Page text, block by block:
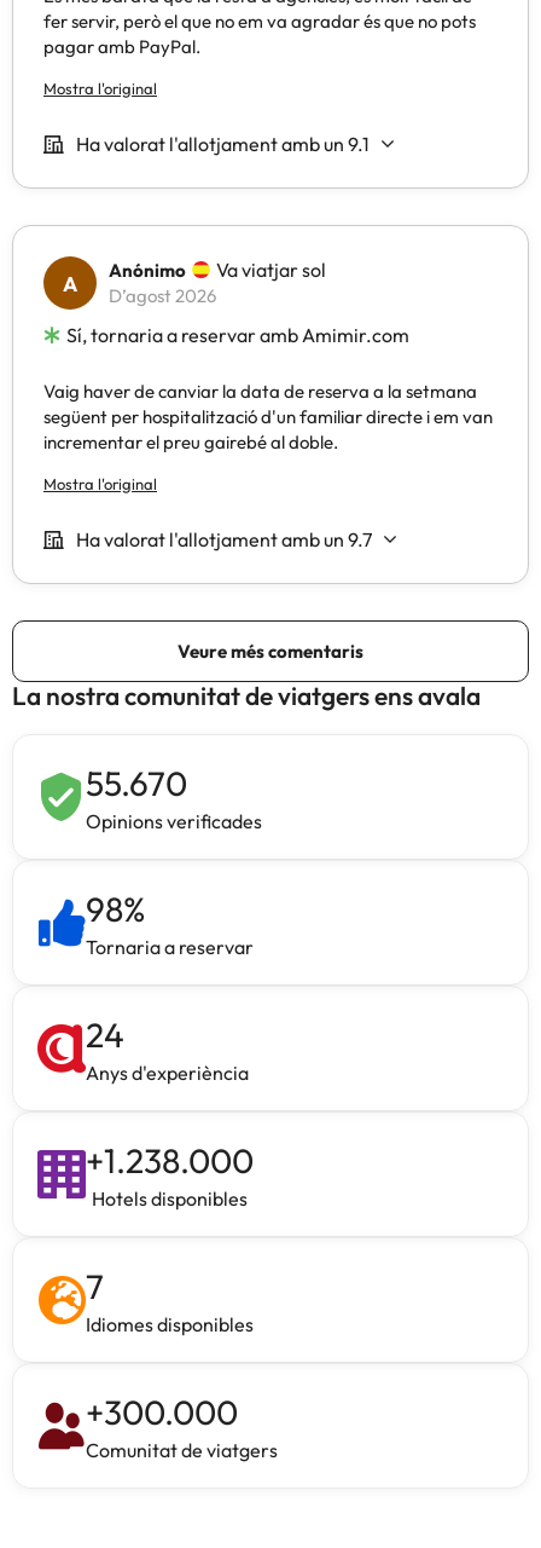
La nostra comunitat de viatgers ens avala
55.670
Opinions verificades
98%
Tornaria a reservar
24
Anys d'experiència
+1.238.000
Hotels disponibles
7
Idiomes disponibles
+300.000
Comunitat de viatgers